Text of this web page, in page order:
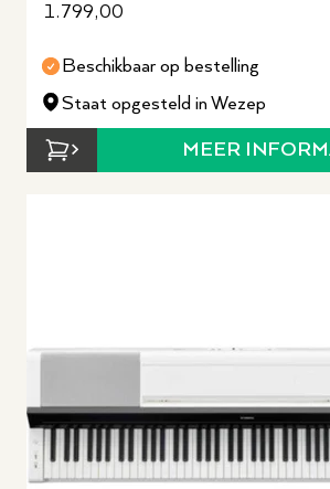
1.799,00
Beschikbaar op bestelling
Staat opgesteld in Wezep
MEER